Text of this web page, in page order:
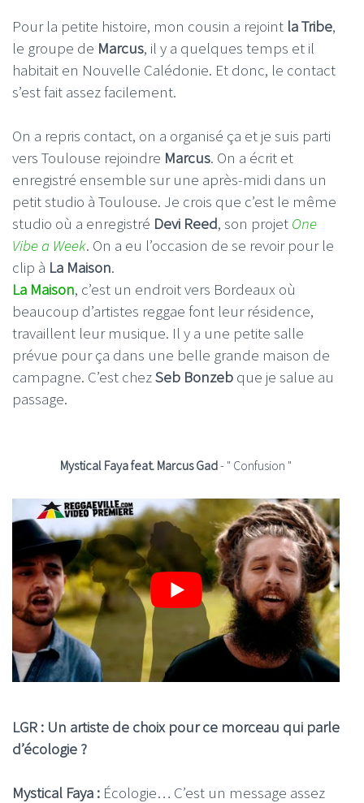
Pour la petite histoire, mon cousin a rejoint la Tribe,
le groupe de Marcus, il y a quelques temps et il
habitait en Nouvelle Calédonie. Et donc, le contact
s’est fait assez facilement.
On a repris contact, on a organisé ça et je suis parti
vers Toulouse rejoindre Marcus. On a écrit et
enregistré ensemble sur une après-midi dans un
petit studio à Toulouse. Je crois que c’est le même
studio où a enregistré Devi Reed, son projet One
Vibe a Week. On a eu l’occasion de se revoir pour le
clip à La Maison.
La Maison, c’est un endroit vers Bordeaux où
beaucoup d’artistes reggae font leur résidence,
travaillent leur musique. Il y a une petite salle
prévue pour ça dans une belle grande maison de
campagne. C’est chezSeb Bonzeb que je salue au
passage.
Mystical Faya feat. Marcus Gad- " Confusion "
LGR : Un artiste de choix pour ce morceau qui parle
d’écologie ?
Mystical Faya : Écologie… C’est un message assez